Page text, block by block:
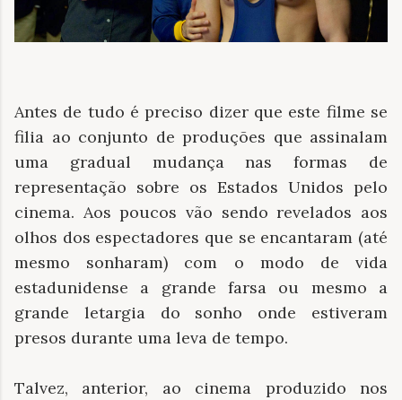
Antes de tudo é preciso dizer que este filme se
filia ao conjunto de produções que assinalam
uma gradual mudança nas formas de
representação sobre os Estados Unidos pelo
cinema. Aos poucos vão sendo revelados aos
olhos dos espectadores que se encantaram (até
mesmo sonharam) com o modo de vida
estadunidense a grande farsa ou mesmo a
grande letargia do sonho onde estiveram
presos durante uma leva de tempo.
Talvez, anterior, ao cinema produzido nos